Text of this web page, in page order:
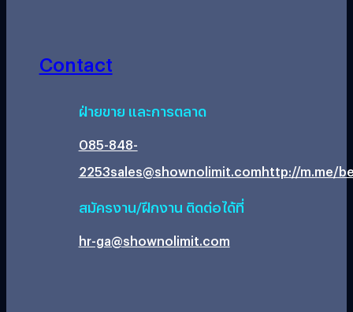
Contact
ฝ่ายขาย และการตลาด
085-848-
2253sales@shownolimit.comhttp://m.me/
สมัครงาน/ฝึกงาน ติดต่อได้ที่
hr-ga@shownolimit.com